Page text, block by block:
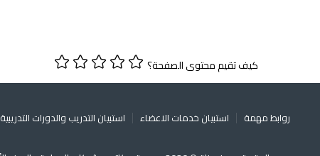
كيف تقيم محتوى الصفحة؟
روابط مهمة استبيان خدمات الاعضاء استبيان التدريب والدورات التدريبية